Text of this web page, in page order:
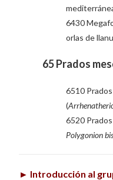
6430
orlas de
65 Prados
6510
(
6520
Polygonion
► Introducción al